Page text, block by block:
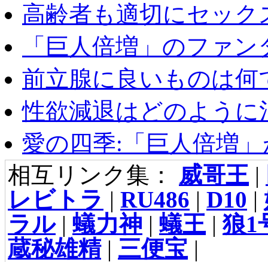
高齢者も適切にセック
「巨人倍増」のファ
前立腺に良いものは何
性欲減退はどのように
愛の四季:「巨人倍増
相互リンク集： 威哥王 |
レビトラ | RU486 | D10 |
ラル| 蟻力神 | 蟻王 |狼1
蔵秘雄精| 三便宝 |